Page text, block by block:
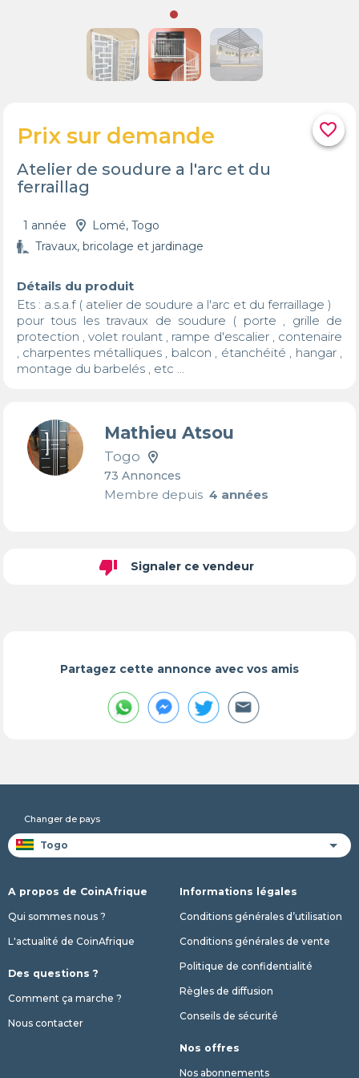
favorite_border
Prix sur demande
Atelier de soudure a l'arc et du
ferraillag
1 année
Lomé, Togo
Travaux, bricolage et jardinage
Détails du produit
Ets : a.s.a.f ( atelier de soudure a l'arc et du ferraillage )
pour tous les travaux de soudure ( porte , grille de
protection , volet roulant , rampe d'escalier , contenaire
, charpentes métalliques , balcon , étanchéité , hangar ,
montage du barbelés , etc ...
Mathieu Atsou
Togo
73 Annonces
Membre depuis4 années
thumb_down Signaler ce vendeur
Partagez cette annonce avec vos amis
Changer de pays
A propos de CoinAfrique
Qui sommes nous ?
L'actualité de CoinAfrique
Des questions ?
Comment ça marche ?
Nous contacter
Informations légales
Conditions générales d’utilisation
Conditions générales de vente
Politique de confidentialité
Règles de diffusion
Conseils de sécurité
Nos offres
Nos abonnements